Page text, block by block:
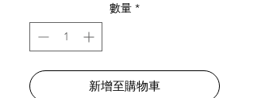
數量 *
新增至購物車